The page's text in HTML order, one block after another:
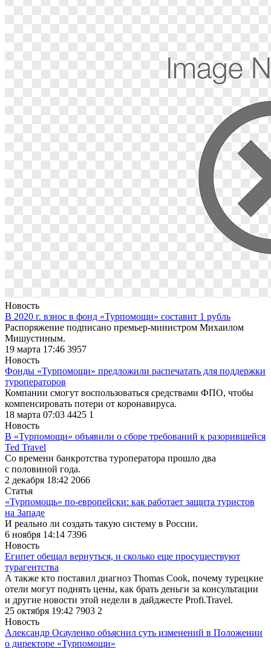
Новость
В 2020 г. взнос в фонд «Турпомощи» составит 1 рубль
Распоряжение подписано премьер-министром Михаилом
Мишустиным.
19 марта 17:46 3957
Новость
Фонды «Турпомощи» предложили распечатать для поддержки
туроператоров
Компании смогут воспользоваться средствами ФПО, чтобы
компенсировать потери от коронавируса.
18 марта 07:03 4425 1
Новость
В «Турпомощи» объявили о сборе требований к разорившейся
Ted Travel
Со времени банкротства туроператора прошло два
с половиной года.
2 декабря 18:42 2066
Статья
«Турпомощь» по-европейски: как работает защита туристов
на Западе
И реально ли создать такую систему в России.
6 ноября 14:14 7396
Новость
Египет обещал вернуться, и сколько еще просуществуют
турагентства
А также кто поставил диагноз Thomas Cook, почему турецкие
отели могут поднять цены, как брать деньги за консультации
и другие новости этой недели в дайджесте Profi.Travel.
25 октября 19:42 7903 2
Новость
Александр Осауленко объяснил суть изменений в Положении
о директоре «Турпомощи»